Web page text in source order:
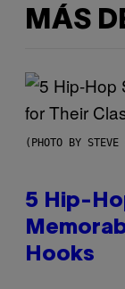
MÁS
(PHOTO BY STEVE
5 Hip-
Hooks